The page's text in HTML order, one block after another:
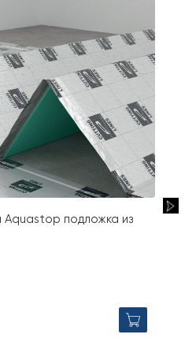
подложка из